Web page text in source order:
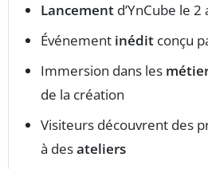
Lancement d’YnCube le 2
Événement inédit conçu
Immersion dans les
de la création
Visiteurs découvrent des
à desateliers